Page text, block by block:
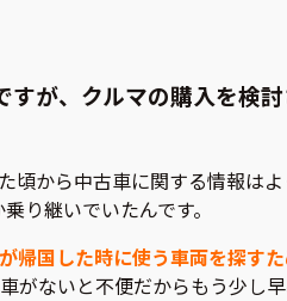
が、クルマの購入を検
頃から中古車に関する情報は
り継いでいたんです。
帰国した時に使う車両を探す
がないと不便だからもう少し